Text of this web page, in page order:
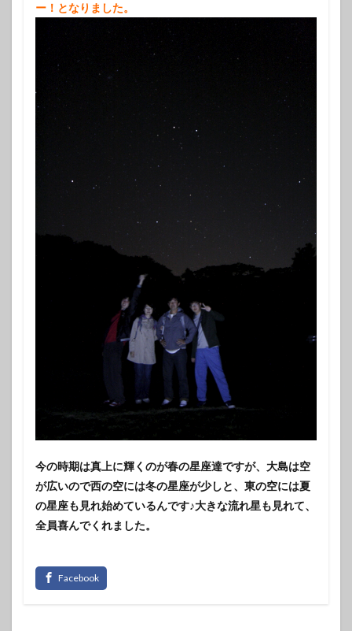
ー！となりました。
今の時期は真上に輝くのが春の星座達ですが、大島は空
が広いので西の空には冬の星座が少しと、東の空には夏
の星座も見れ始めているんです♪大きな流れ星も見れて、
全員喜んでくれました。